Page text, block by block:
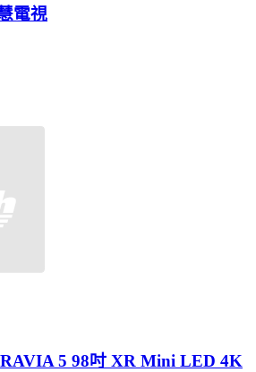
電視
5 98吋 XR Mini LED 4K